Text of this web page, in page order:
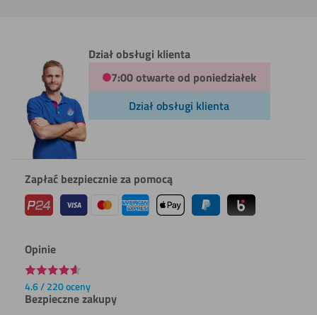
Dział obsługi klienta
7:00 otwarte od poniedziałek
Dział obsługi klienta
Zapłać bezpiecznie za pomocą
Opinie
4.6 / 220 oceny
Bezpieczne zakupy